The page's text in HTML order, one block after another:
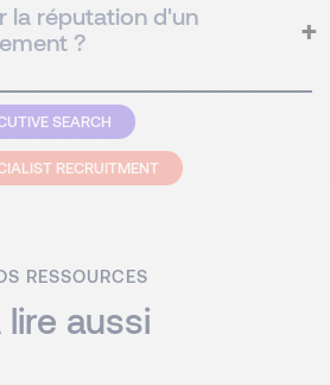
la réputation d'un
?
SEARCH
RECRUITMENT
RESSOURCES
lire aussi